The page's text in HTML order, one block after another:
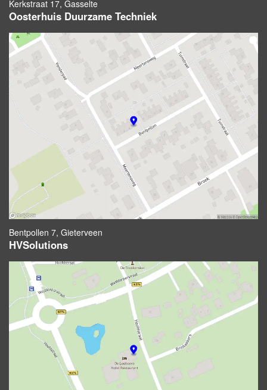
Kerkstraat 17, Gasselte
Oosterhuis Duurzame Techniek
Bentpollen 7, Gieterveen
HVSolutions